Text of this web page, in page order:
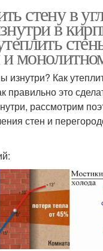
стену в
в
изнутри? Как
правильно это
рассмотрим
стен и